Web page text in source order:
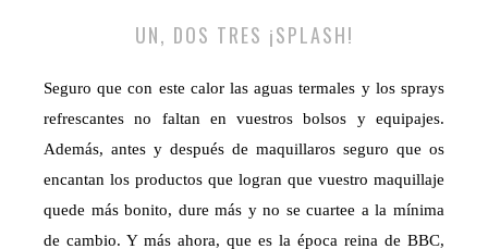
UN, DOS TRES ¡SPLASH!
Seguro que con este calor las aguas termales y los sprays
refrescantes no faltan en vuestros bolsos y equipajes.
Además, antes y después de maquillaros seguro que os
encantan los productos que logran que vuestro maquillaje
quede más bonito, dure más y no se cuartee a la mínima
de cambio. Y más ahora, que es la época reina de BBC,